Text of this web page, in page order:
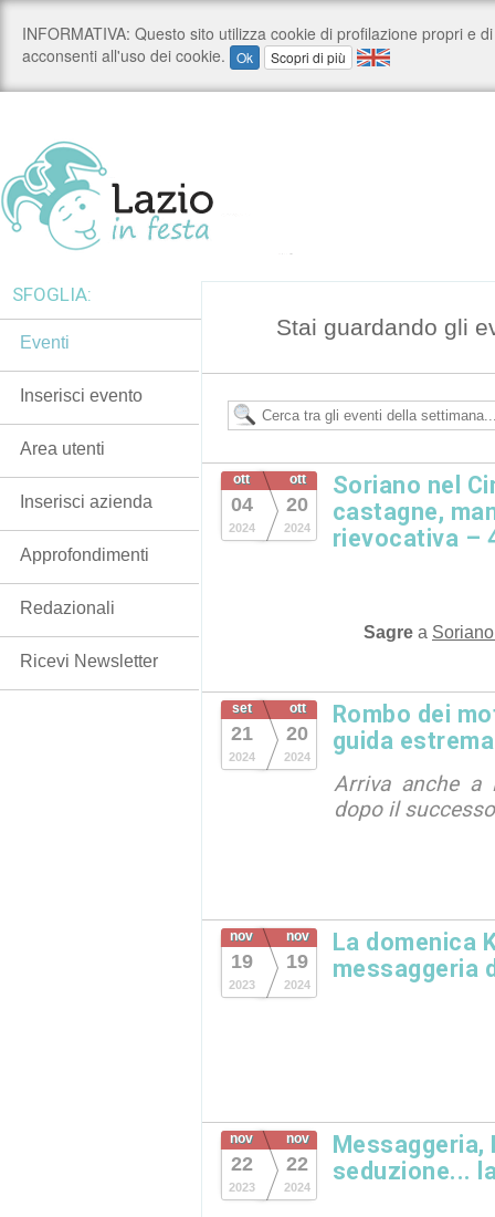
Stai guardando gli
ott
04
2024
ott
20
2024
Soriano nel
castagne,
rievocativa –
Sagre a
set
21
2024
ott
20
2024
Rombo dei
guida
Arriva anche a
dopo il
nov
19
2023
nov
19
2024
La domenica
messaggeria
nov
22
2023
nov
22
2024
Messaggeria,
seduzione...
SFOGLIA:
Eventi
Inserisci evento
Area utenti
Inserisci azienda
Approfondimenti
Redazionali
Ricevi Newsletter